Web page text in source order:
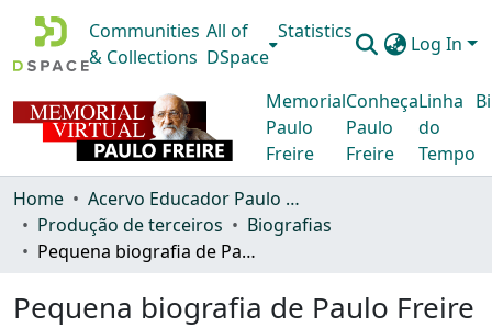
Communities
& Collections
All of
DSpace
Statistics
Log In
Memorial
Paulo
Freire
Conheça
Paulo
Freire
Linha
do
Tempo
Home
Acervo Educador Paulo Freire
Produção de terceiros
Biografias
Pequena biografia de Paulo Freire
Pequena biografia de Paulo Freire